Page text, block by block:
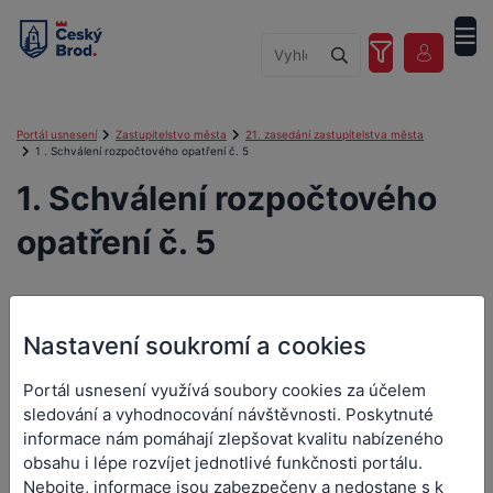
Portál usnesení Zastupitelstvo města
21. zasedání zastupitelstva města
1 . Schválení rozpočtového opatření č. 5
1. Schválení rozpočtového
opatření č. 5
1. Schválení rozpočtového
opatření č. 5
Číslo návrhu:0166/25
Číslo usnesení:0425/2025-Z
Nastavení soukromí a cookies
Portál usnesení využívá soubory cookies za účelem
sledování a vyhodnocování návštěvnosti. Poskytnuté
informace nám pomáhají zlepšovat kvalitu nabízeného
obsahu i lépe rozvíjet jednotlivé funkčnosti portálu.
Nebojte, informace jsou zabezpečeny a nedostane s k